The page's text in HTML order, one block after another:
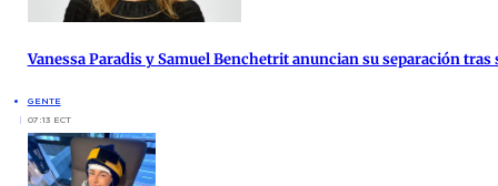
Vanessa Paradis y Samuel Benchetrit anuncian su separación
GENTE
07:13 ECT